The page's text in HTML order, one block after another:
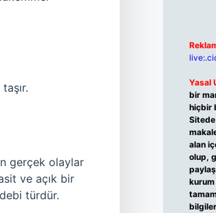
gerçek olaylar
ve açık bir
türdür.
Yasal
bir
hiçbir
Sitede
alan
olup,